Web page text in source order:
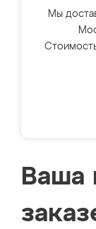
Мы
Ваша